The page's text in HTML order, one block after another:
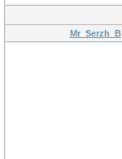
Mr_Serzh_B